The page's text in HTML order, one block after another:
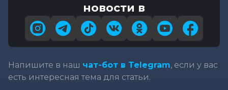
новости в
Напишите в наш чат-бот в Telegram, если у вас
есть интересная тема для статьи.